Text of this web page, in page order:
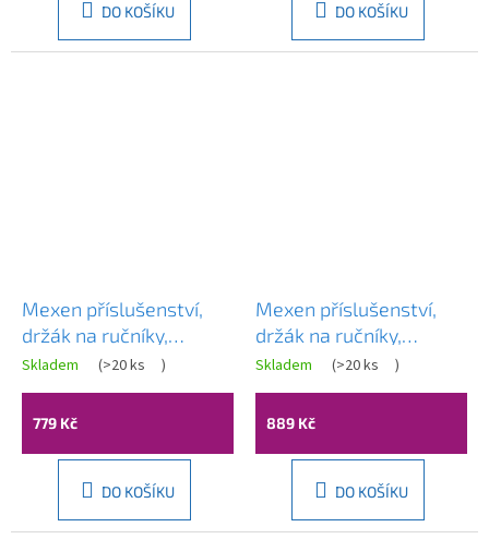
DO KOŠÍKU DO KOŠÍKU
Mexen příslušenství,
držák na ručníky,
otočný, chrom,
7039243-00
Skladem (>20 ks )
779 Kč
DO KOŠÍKU
Mexen příslušenství,
držák na ručníky,
otočný, chrom,
7039244-00
Průměrné
hodnocení
4,0
Skladem (>20 ks )
889 Kč
DO KOŠÍKU